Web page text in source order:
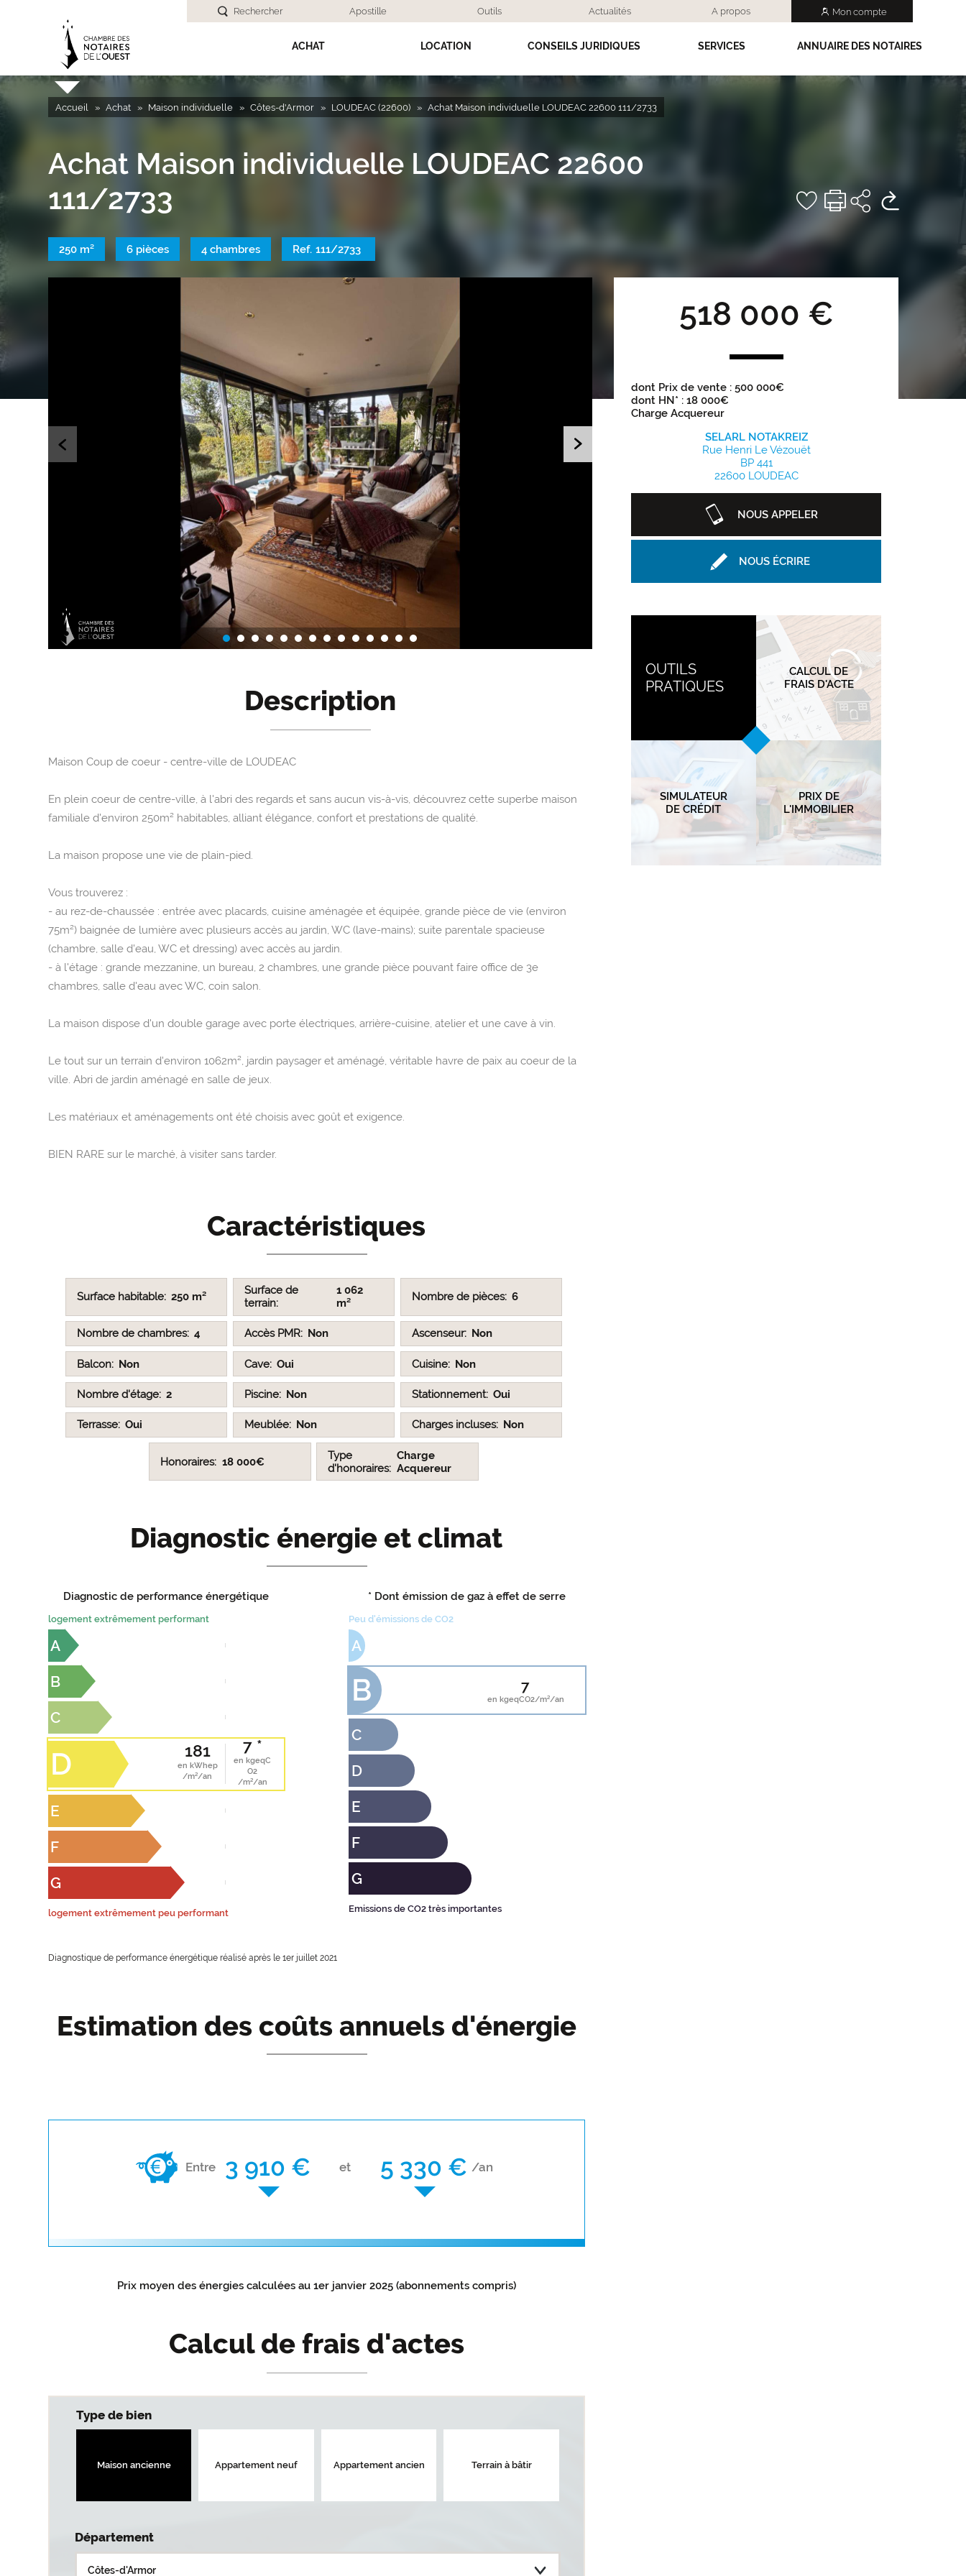
Rechercher Apostille Outils Actualités A propos Mon compte
ACHAT LOCATION CONSEILS JURIDIQUES SERVICES ANNUAIRE DES NOTAIRES
Accueil Achat Maison individuelle Côtes-d'Armor LOUDEAC (22600) Achat Maison individuelle LOUDEAC 22600 111/2733
Achat Maison individuelle LOUDEAC 22600
111/2733
250 m² 6 pièces 4 chambres Ref. 111/2733
Description
Maison Coup de coeur - centre-ville de LOUDEAC
En plein coeur de centre-ville, à l'abri des regards et sans aucun vis-à-vis, découvrez cette superbe maison
familiale d'environ 250m² habitables, alliant élégance, confort et prestations de qualité.
La maison propose une vie de plain-pied.
Vous trouverez :
- au rez-de-chaussée : entrée avec placards, cuisine aménagée et équipée, grande pièce de vie (environ
75m²) baignée de lumière avec plusieurs accès au jardin, WC (lave-mains); suite parentale spacieuse
(chambre, salle d'eau, WC et dressing) avec accès au jardin.
- à l'étage : grande mezzanine, un bureau, 2 chambres, une grande pièce pouvant faire office de 3e
chambres, salle d'eau avec WC, coin salon.
La maison dispose d'un double garage avec porte électriques, arrière-cuisine, atelier et une cave à vin.
Le tout sur un terrain d'environ 1062m², jardin paysager et aménagé, véritable havre de paix au coeur de la
ville. Abri de jardin aménagé en salle de jeux.
Les matériaux et aménagements ont été choisis avec goût et exigence.
BIEN RARE sur le marché, à visiter sans tarder.
Caractéristiques
Surface habitable 250 m²
Surface de
terrain
1 062
m²
Nombre de pièces 6
Nombre de chambres 4 Accès PMR Non Ascenseur Non
Balcon Non Cave Oui Cuisine Non
Nombre d'étage 2 Piscine Non Stationnement Oui
Terrasse Oui Meublée Non Charges incluses Non
Honoraires 18 000€
Type
d'honoraires
Charge
Acquereur
Diagnostic énergie et climat
Diagnostic de performance énergétique
logement extrêmement performant
A
B
C
D 181
en kWhep
/m²/an
7 *
en kgeqC
O2
/m²/an
E
F
G
logement extrêmement peu performant
* Dont émission de gaz à effet de serre
Peu d'émissions de CO2
A
B 7
en kgeqCO2/m²/an
C
D
E
F
G
Emissions de CO2 très importantes
Diagnostique de performance énergétique réalisé après le 1er juillet 2021
Estimation des coûts annuels d'énergie
Entre 3 910 € et 5 330 € /an
Prix moyen des énergies calculées au 1er janvier 2025 (abonnements compris)
Calcul de frais d'actes
Type de bien
Maison ancienne Appartement neuf Appartement ancien Terrain à bâtir
Département
518 000 €
dont Prix de vente : 500 000€
dont HN* : 18 000€
Charge Acquereur
SELARL NOTAKREIZ
Rue Henri Le Vézouët
BP 441
22600 LOUDEAC
NOUS APPELER
NOUS ÉCRIRE
OUTILS
PRATIQUES
CALCUL DE
FRAIS D'ACTE
SIMULATEUR
DE CRÉDIT
PRIX DE
L'IMMOBILIER